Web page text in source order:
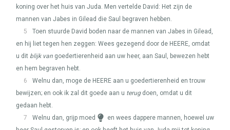
koning over het huis van Juda. Men vertelde David: Het zijn de
mannen van Jabes in Gilead die Saul begraven hebben.
5
Toen stuurde David boden naar de mannen van Jabes in Gilead,
en hij liet tegen hen zeggen: Wees gezegend door de HEERE, omdat
u dit blijk van goedertierenheid aan uw heer, aan Saul, bewezen hebt
en hem begraven hebt.
6
Welnu dan, moge de HEERE aan u goedertierenheid en trouw
bewijzen; en ook ik zal dit goede aan u terugdoen, omdat u dit
gedaan hebt.
7
Welnu dan, grijp moed
en wees dappere mannen, hoewel uw